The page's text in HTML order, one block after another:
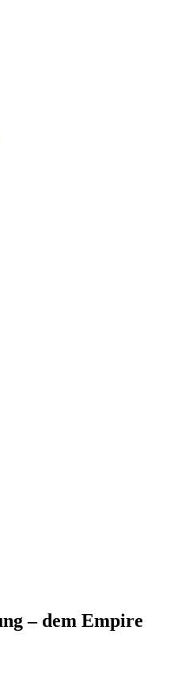
– dem Empire